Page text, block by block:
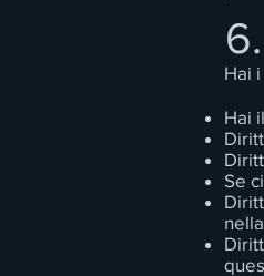
Hai
Hai
Se